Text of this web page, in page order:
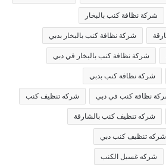
شركة نظافة كنب بالبخار
شركة نظافة كنب بالبخار بدبي
شركة نظافة كنب بالبخار في دبي
شركة نظافة كنب بدبي
نظافة كنب في دبي شركه تنظيف كنب
شركه تنظيف كنب بالشارقة
شركه تنظيف كنب دبي
شركه غسيل الكنب